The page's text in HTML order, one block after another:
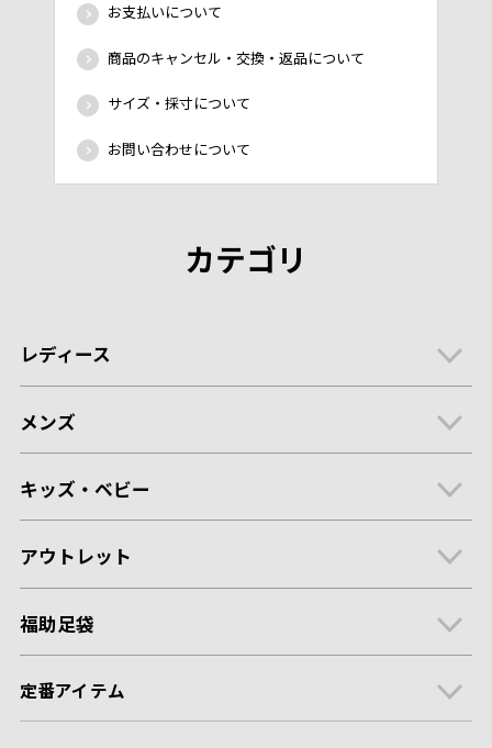
お支払いについて
商品のキャンセル・交換・返品について
サイズ・採寸について
お問い合わせについて
カテゴリ
レディース
メンズ
キッズ・ベビー
アウトレット
福助足袋
定番アイテム